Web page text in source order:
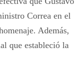
Correa en el
Además,
que estableció la